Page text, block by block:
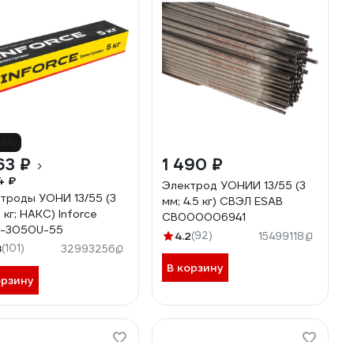
₽
₽
УОНИ 13/55 (3
кг; НАКС) Inforce
3050U-55
(101) 32993256
1 490 ₽
Электрод УОНИИ 13/55 (3
мм; 4.5 кг) СВЭЛ ESAB
СВ000006941
4.2(92) 15499118
В корзину